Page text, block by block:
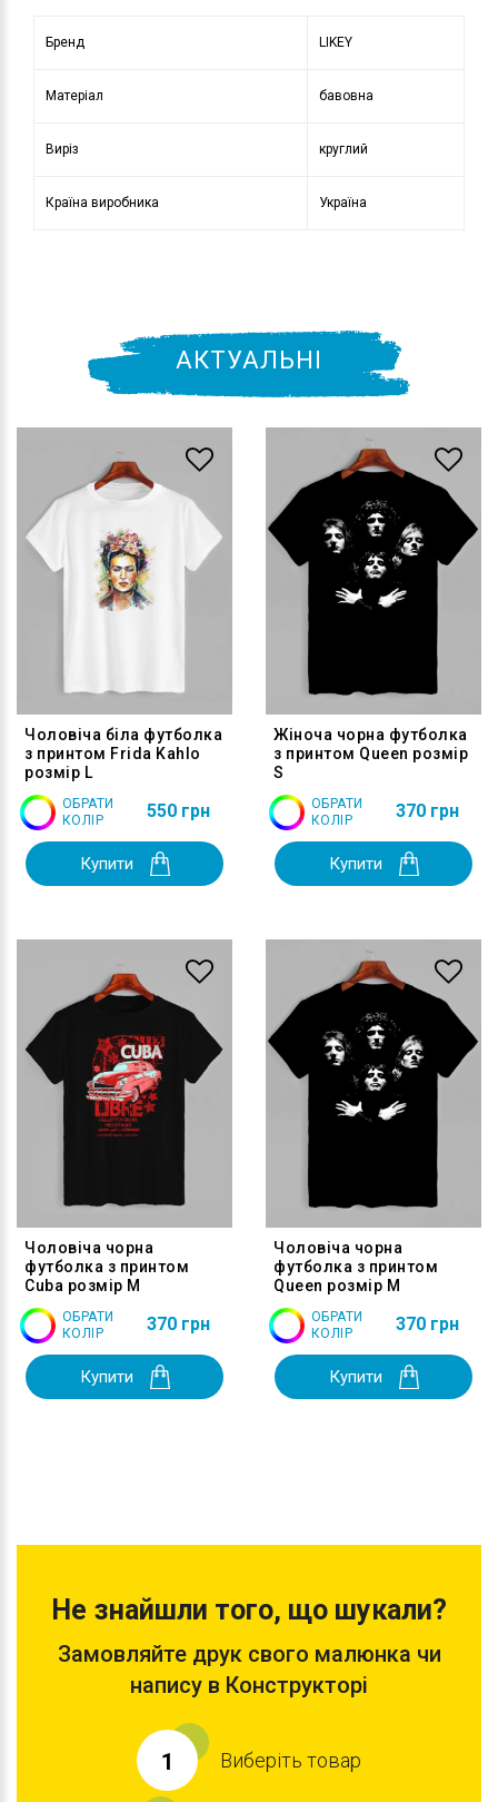
Бренд LIKEY
Матеріал бавовна
Виріз круглий
Країна виробника Україна
АКТУАЛЬНІ
Чоловіча біла футболка
з принтом Frida Kahlo
розмір L
ОБРАТИ
КОЛІР
550 грн
Купити
Жіноча чорна футболка
з принтом Queen розмір
S
ОБРАТИ
КОЛІР
370 грн
Купити
Чоловіча чорна
футболка з принтом
Cuba розмір M
ОБРАТИ
КОЛІР
370 грн
Купити
Чоловіча чорна
футболка з принтом
Queen розмір M
ОБРАТИ
КОЛІР
370 грн
Купити
Не знайшли того, що шукали?
Замовляйте друк свого малюнка чи
напису в Конструкторі
1 Виберіть товар